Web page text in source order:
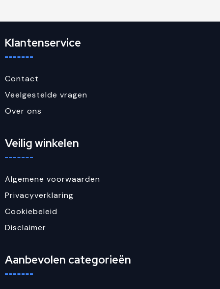
Klantenservice
Contact
Veelgestelde vragen
Over ons
Veilig winkelen
Algemene voorwaarden
Privacyverklaring
Cookiebeleid
Disclaimer
Aanbevolen categorieën